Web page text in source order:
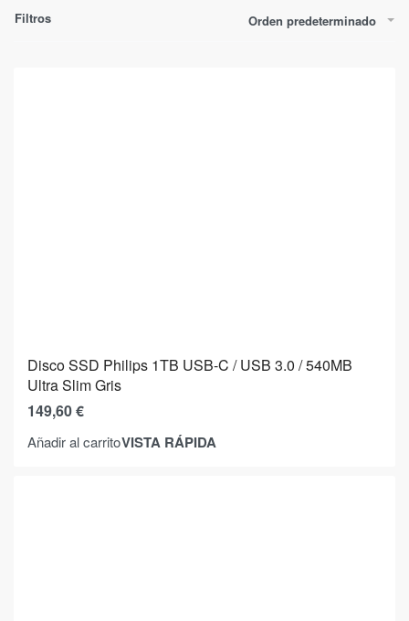
Orden predeterminado
Filtros
Disco SSD Philips 1TB USB-C / USB 3.0 / 540MB
Ultra Slim Gris
149,60€
Añadir al carritoVISTA RÁPIDA